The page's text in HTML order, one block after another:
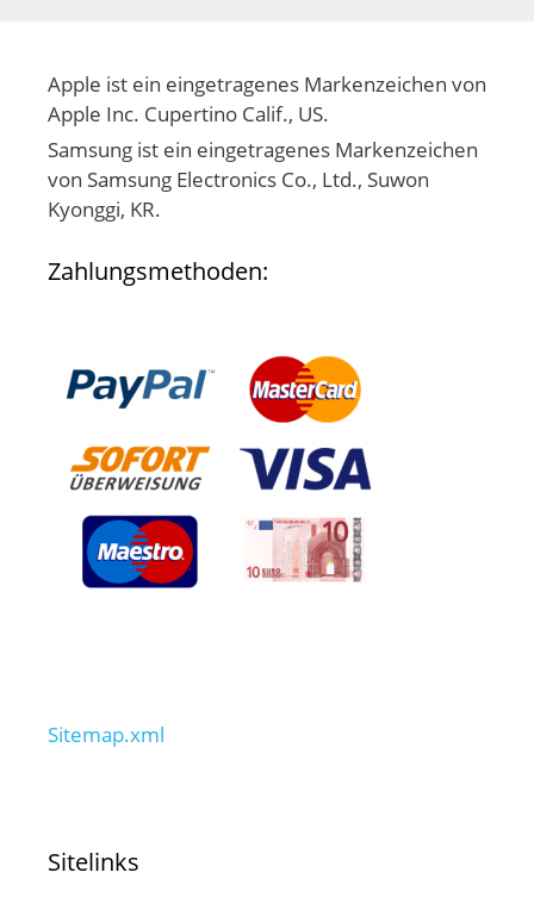
Apple ist ein eingetragenes Markenzeichen von
Apple Inc. Cupertino Calif., US.
Samsung ist ein eingetragenes Markenzeichen
von Samsung Electronics Co., Ltd., Suwon
Kyonggi, KR.
Zahlungsmethoden:
Sitemap.xml
Sitelinks